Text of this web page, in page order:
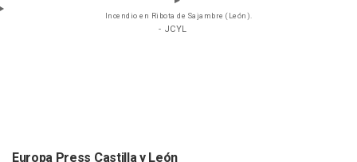
Incendio en Ribota de Sajambre (León).
- JCYL
Europa Press Castilla y León